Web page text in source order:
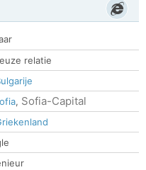
relatie
, Sofia-Capital